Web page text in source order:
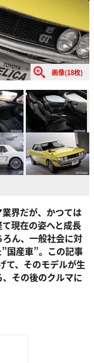
画像(18枚)
界だが、かつては
現在の姿へと成長
ん、一般社会に対
国産車”。この記事
て、そのモデルが生
その後のクルマに